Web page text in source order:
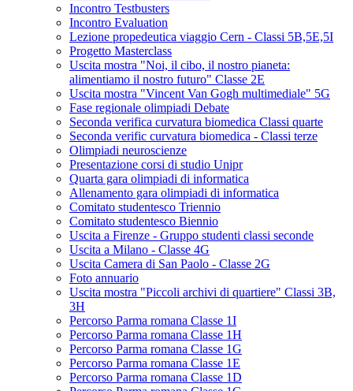
Incontro Testbusters
Incontro Evaluation
Lezione propedeutica viaggio Cern - Classi 5B,5E,5I
Progetto Masterclass
Uscita mostra "Noi, il cibo, il nostro pianeta:
alimentiamo il nostro futuro" Classe 2E
Uscita mostra "Vincent Van Gogh multimediale" 5G
Fase regionale olimpiadi Debate
Seconda verifica curvatura biomedica Classi quarte
Seconda verific curvatura biomedica - Classi terze
Olimpiadi neuroscienze
Presentazione corsi di studio Unipr
Quarta gara olimpiadi di informatica
Allenamento gara olimpiadi di informatica
Comitato studentesco Triennio
Comitato studentesco Biennio
Uscita a Firenze - Gruppo studenti classi seconde
Uscita a Milano - Classe 4G
Uscita Camera di San Paolo - Classe 2G
Foto annuario
Uscita mostra "Piccoli archivi di quartiere" Classi 3B,
3H
Percorso Parma romana Classe 1I
Percorso Parma romana Classe 1H
Percorso Parma romana Classe 1G
Percorso Parma romana Classe 1E
Percorso Parma romana Classe 1D